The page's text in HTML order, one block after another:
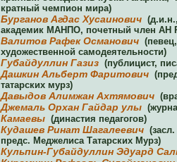
кратный чемпион мира)
Бурганов Агдас Хусаинович
академик МАНПО, почетный член АН
Валитов Рафек Османович
художественной самодеятельности)
Губайдуллин Газиз (публицист,
Дашкин Альберт Фаритович
татарских мурз)
Давыдов Алимжан Ахтямович
Джемаль Орхан Гайдар улы
Камаевы (династия педагогов)
Кудашев Ринат Шагалеевич
предс. Меджелиса Татарских Мурз)
Кульпин-Губайдуллин Эдуард